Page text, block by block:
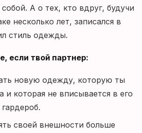
собой. А о тех, кто вдруг, будучи
несколько лет, записался в
стиль одежды.
если твой партнер:
новую одежду, которую ты
и которая не вписывается в его
своей внешности больше